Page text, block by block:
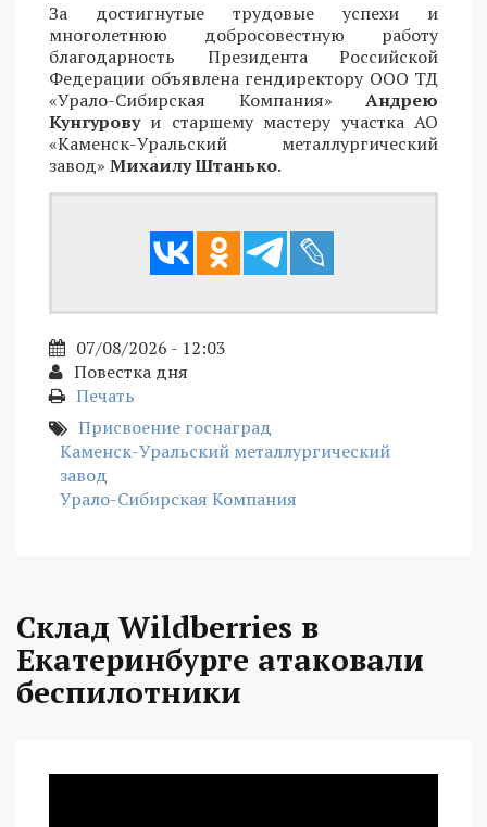
За достигнутые трудовые успехи и
многолетнюю добросовестную работу
благодарность Президента Российской
Федерации объявлена гендиректору ООО ТД
«Урало-Сибирская Компания» Андрею
Кунгуровуи старшему мастеру участка АО
«Каменск-Уральский металлургический
завод» Михаилу Штанько.
07/08/2026 - 12:03
Повестка дня
Печать
Присвоение госнаград
Каменск-Уральский металлургический
завод
Урало-Сибирская Компания
Склад Wildberries в
Екатеринбурге атаковали
беспилотники